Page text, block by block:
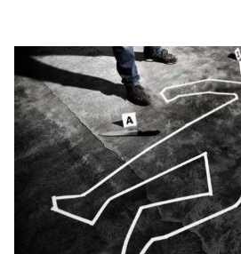
murder-
451752_1.jpg